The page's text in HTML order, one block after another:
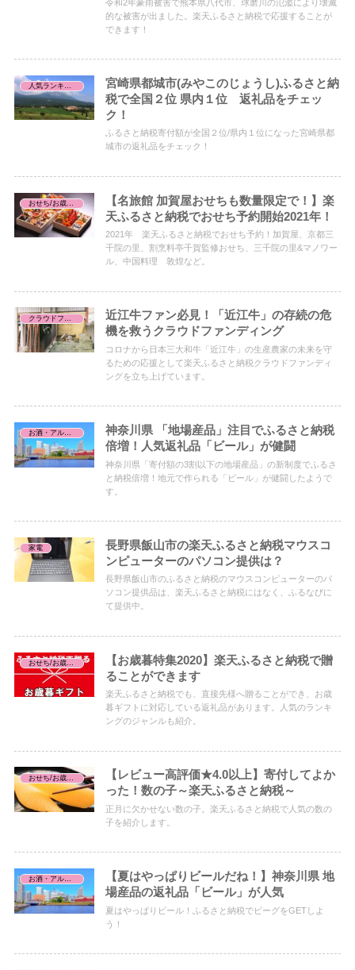
令和2年豪雨被害で熊本県八代市、球磨川の氾濫により壊滅
的な被害が出ました。楽天ふるさと納税で応援することが
できます！
人気ランキング
宮崎県都城市(みやこのじょうし)ふるさと納
税で全国２位 県内１位 返礼品をチェッ
ク！
ふるさと納税寄付額が全国２位/県内１位になった宮崎県都
城市の返礼品をチェック！
【名旅館 加賀屋おせちも数量限定で！】楽
天ふるさと納税でおせち予約開始2021年！
2021年 楽天ふるさと納税でおせち予約！加賀屋、京都三
千院の里、割烹料亭千賀監修おせち、三千院の里&マノワー
ル、中国料理 敦煌など。
近江牛ファン必見！「近江牛」の存続の危
機を救うクラウドファンディング
コロナから日本三大和牛「近江牛」の生産農家の未来を守
るための応援として楽天ふるさと納税クラウドファンディ
ングを立ち上げています。
お酒・アルコール
神奈川県 「地場産品」注目でふるさと納税
倍増！人気返礼品「ビール」が健闘
神奈川県「寄付額の3割以下の地場産品」の新制度でふるさ
と納税倍増！地元で作られる「ビール」が健闘したようで
す。
家電
長野県飯山市の楽天ふるさと納税マウスコ
ンピューターのパソコン提供は？
長野県飯山市のふるさと納税のマウスコンピューターのパ
ソコン提供品は、楽天ふるさと納税にはなく、ふるなびに
て提供中。
【お歳暮特集2020】楽天ふるさと納税で贈
ることができます
楽天ふるさと納税でも、直接先様へ贈ることができ、お歳
暮ギフトに対応している返礼品があります。人気のランキ
ングのジャンルも紹介。
【レビュー高評価★4.0以上】寄付してよか
った！数の子～楽天ふるさと納税～
正月に欠かせない数の子。楽天ふるさと納税で人気の数の
子を紹介します。
お酒・アルコール
【夏はやっぱりビールだね！】神奈川県 地
場産品の返礼品「ビール」が人気
夏はやっぱりビール！ふるさと納税でビーグをGETしよ
う！